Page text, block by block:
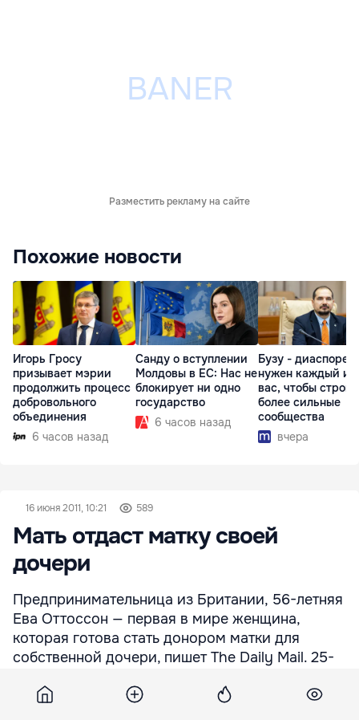
Разместить рекламу на сайте
Похожие новости
Игорь Гросу
призывает мэрии
продолжить процесс
добровольного
объединения
6 часов назад
Санду о вступлении
Молдовы в ЕС: Нас не
блокирует ни одно
государство
6 часов назад
Бузу - диаспоре:
нужен каждый из
вас, чтобы
более сильные
сообщества
вчера
16 июня 2011, 10:21 589
Мать отдаст матку своей
дочери
Предпринимательница из Британии, 56-летняя
Ева Оттоссон — первая в мире женщина,
которая готова стать донором матки для
собственной дочери, пишет The Daily Mail. 25-
органов. Эта редкая болезнь (поражает одну